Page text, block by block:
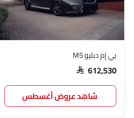
بي إم دبليو M5
SAR 612,530
شاهد عروض أغسطس